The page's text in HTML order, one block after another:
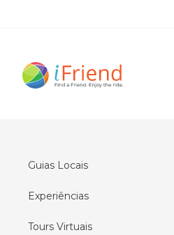
Guias Locais
Experiências
Tours Virtuais